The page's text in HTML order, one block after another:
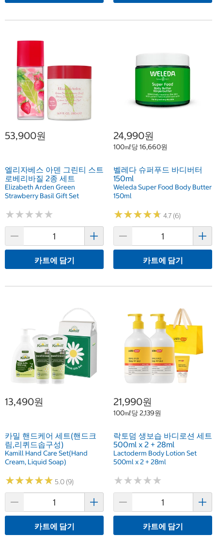
53,900원
엘리자베스 아덴 그린티 스트
로베리바질 2종 세트
Elizabeth Arden Green
Strawberry Basil Gift Set
★★★★★
★★★★★
카트에 담기
24,990원
100㎖당 16,660원
벨레다 슈퍼푸드 바디버터
150ml
Weleda Super Food Body Butter
150ml
★★★★★
★★★★★ 4.7 (6)
카트에 담기
13,490원
카밀 핸드케어 세트(핸드크
림,리퀴드솝구성)
Kamill Hand Care Set(Hand
Cream, Liquid Soap)
★★★★★
★★★★★ 5.0 (9)
카트에 담기
21,990원
100㎖당 2,139원
락토덤 생보습 바디로션 세트
500ml x 2 + 28ml
Lactoderm Body Lotion Set
500ml x 2 + 28ml
★★★★★
★★★★★
카트에 담기